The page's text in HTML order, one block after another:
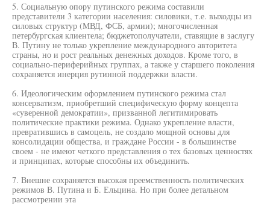
5. Социальную опору путинского режима составили
представители 3 категории населения: силовики, т.е. выходцы из
силовых структур (МВД, ФСБ, армии); многочисленная
петербургская клиентела; бюджетополучатели, ставящие в заслугу
В. Путину не только укрепление международного авторитета
страны, но и рост реальных денежных доходов. Кроме того, в
социально-периферийных группах, а также у старшего поколения
сохраняется инерция рутинной поддержки власти.
6. Идеологическим оформлением путинского режима стал
консерватизм, приобретший специфическую форму концепта
«суверенной демократии», призванной легитимировать
политические практики режима. Однако укрепление власти,
превратившись в самоцель, не создало мощной основы для
консолидации общества, и граждане России - в большинстве
своем - не имеют четкого представления о тех базовых ценностях
и принципах, которые способны их объединить.
7. Внешне сохраняется высокая преемственность политических
режимов В. Путина и Б. Ельцина. Но при более детальном
рассмотрении эта